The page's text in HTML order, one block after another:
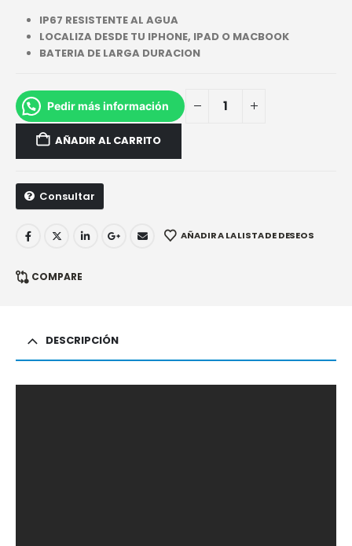
IP67 RESISTENTE AL AGUA
LOCALIZA DESDE TU IPHONE, IPAD O MACBOOK
BATERIA DE LARGA DURACION
Pedir más información
AÑADIR AL CARRITO
Consultar
AÑADIR A LA LISTA DE DESEOS
COMPARE
DESCRIPCIÓN